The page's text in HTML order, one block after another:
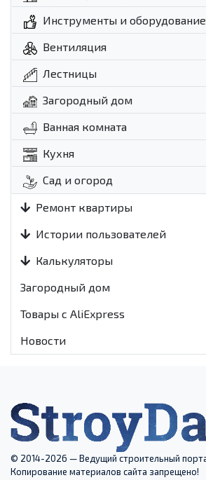
Инструменты и оборудование
Вентиляция
Лестницы
Загородный дом
Ванная комната
Кухня
Сад и огород
Ремонт квартиры
Истории пользователей
Калькуляторы
Загородный дом
Товары с AliExpress
Новости
© 2014-2026 — Ведущий строительный
Копирование материалов сайта запрещено!